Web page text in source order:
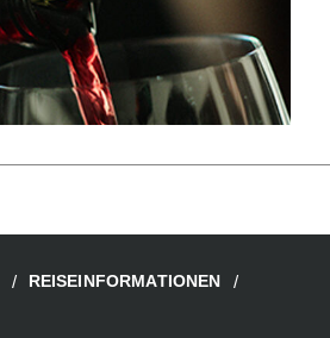
REISEINFORMATIONEN